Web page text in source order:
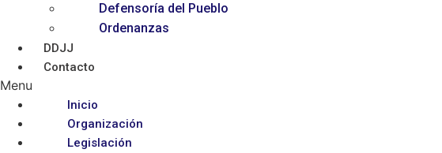
Defensoría del Pueblo
Ordenanzas
DDJJ
Contacto
Menu
Inicio
Organización
Legislación